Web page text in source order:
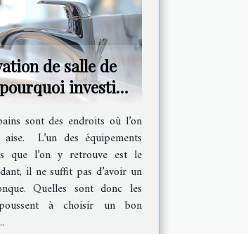
de salle de
investir
bons robinets ?
sont des endroits où l’on
L’un des équipements
que l’on y retrouve est le
il ne suffit pas d’avoir un
Quelles sont donc les
à choisir un bon